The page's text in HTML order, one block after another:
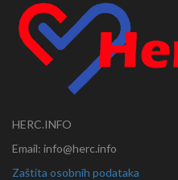
HERC.INFO
Email: info@herc.info
Zaštita osobnih podataka